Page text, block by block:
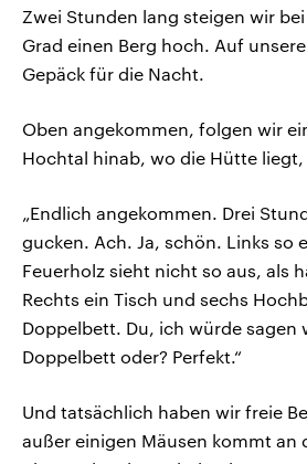
Zwei Stunden lang steigen wir
Grad einen Berg hoch. Auf
Gepäck für die Nacht.
Oben angekommen, folgen wir
Hochtal hinab, wo die Hütte liegt,
„Endlich angekommen. Drei
gucken. Ach. Ja, schön. Links so
Feuerholz sieht nicht so aus, als
Rechts ein Tisch und sechs
Doppelbett. Du, ich würde sagen
Doppelbett oder? Perfekt.“
Und tatsächlich haben wir freie
außer einigen Mäusen kommt an